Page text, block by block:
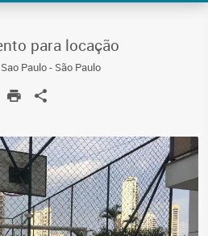
para locação
Paulo - São Paulo